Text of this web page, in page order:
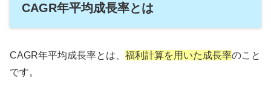
CAGR年平均成長率とは
CAGR年平均成長率とは、 福利計算を用いた成長率のこと
です。